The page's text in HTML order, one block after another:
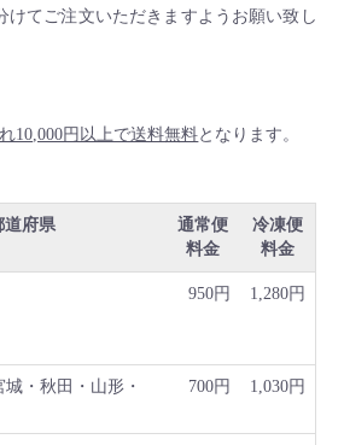
けてご注文いただきますようお願い致し
10,000円以上で送料無料となります。
道府県
通常便
料金
冷凍便
料金
950円 1,280円
・秋田・山形・
700円 1,030円